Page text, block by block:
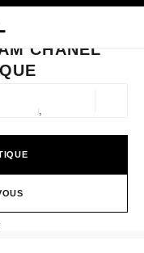
barre de recherche
CHANEL SHOE
CHANEL
Gu,
Gangnam CHANEL